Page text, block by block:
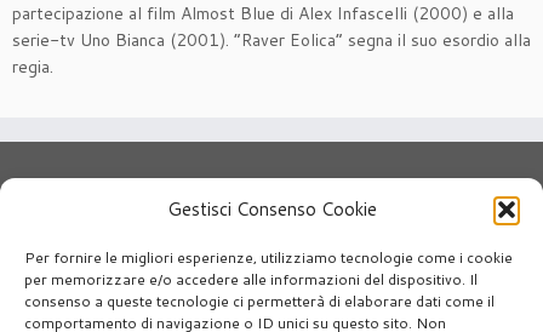
Gestisci Consenso Cookie
Per fornire le migliori esperienze, utilizziamo tecnologie come i cookie
per memorizzare e/o accedere alle informazioni del dispositivo. Il
consenso a queste tecnologie ci permetterà di elaborare dati come il
comportamento di navigazione o ID unici su questo sito. Non
partecipazione al film Almost Blue di Alex Infascelli (2000) e alla
serie-tv Uno Bianca (2001). “Raver Eolica” segna il suo esordio alla
regia.